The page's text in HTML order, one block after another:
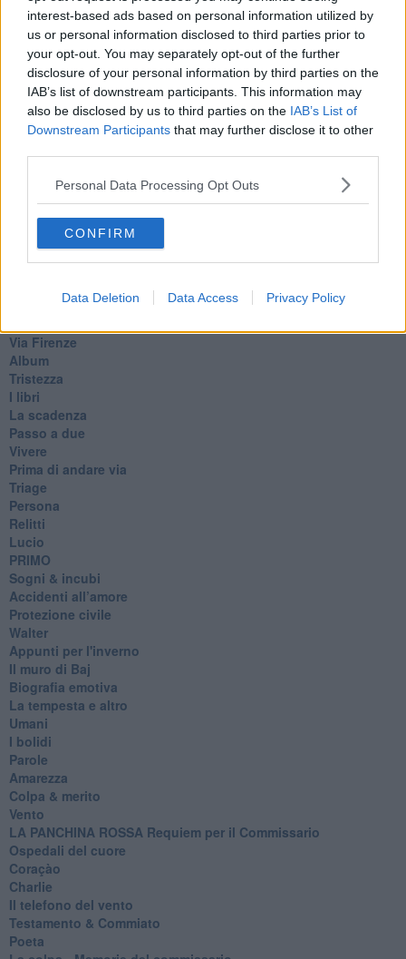
interest-based ads based on personal information utilized by
us or personal information disclosed to third parties prior to
your opt-out. You may separately opt-out of the further
disclosure of your personal information by third parties on the
IAB’s list of downstream participants. This information may
also be disclosed by us to third parties on the IAB’s List of
Downstream Participants that may further disclose it to other
Personal Data Processing Opt Outs
CONFIRM
Data Deletion Data Access Privacy Policy
Odi et amo
Pensieri in disordine sparso
Vitamina D
La strada
Caso & cambiamento
Com'esuli pensieri
La trappola di Tucidide, o della 3ª C
Ad Astra
Storia di io - Quasi un compito in classe
Spleen
Lettera a un amico
Lettera al sultano
I sogni del mattino
Via Firenze
Album
Tristezza
I libri
La scadenza
Passo a due
Vivere
Prima di andare via
Triage
Persona
Relitti
Lucio
PRIMO
Sogni & incubi
Accidenti all’amore
Protezione civile
Walter
Appunti per l'inverno
Il muro di Baj
Biografia emotiva
La tempesta e altro
Umani
I bolidi
Parole
Amarezza
Colpa & merito
Vento
​LA PANCHINA ROSSA Requiem per il Commissario
Ospedali del cuore
Coraçào
Charlie
Il telefono del vento
Testamento & Commiato
Poeta